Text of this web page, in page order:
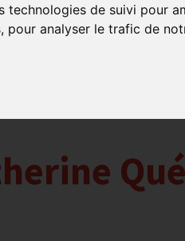
technologies de suivi pour
pour analyser le trafic de